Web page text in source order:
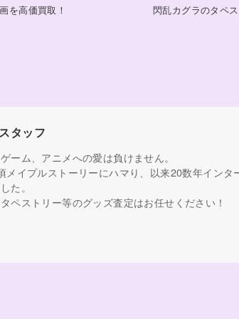
を高価買取！ 閃乱カグラのタペ
タッフ
ーム、アニメへの愛は負けません。
メイプルストーリーにハマり、以来20数年イン
た。
ペストリー等のグッズ査定はお任せください！